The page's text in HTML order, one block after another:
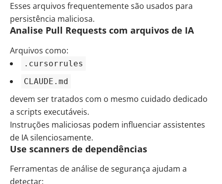
Esses arquivos frequentemente são usados para
persistência maliciosa.
Analise Pull Requests com arquivos de IA
Arquivos como:
.cursorrules
CLAUDE.md
devem ser tratados com o mesmo cuidado dedicado
a scripts executáveis.
Instruções maliciosas podem influenciar assistentes
de IA silenciosamente.
Use scanners de dependências
Ferramentas de análise de segurança ajudam a
detectar: